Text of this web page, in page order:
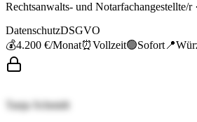
Rechtsanwalts- und Notarfachangestellte/r·
DatenschutzDSGVO
💰4.200 €/Monat⏰Vollzeit🟢Sofort 📍
Tanja Schmidt